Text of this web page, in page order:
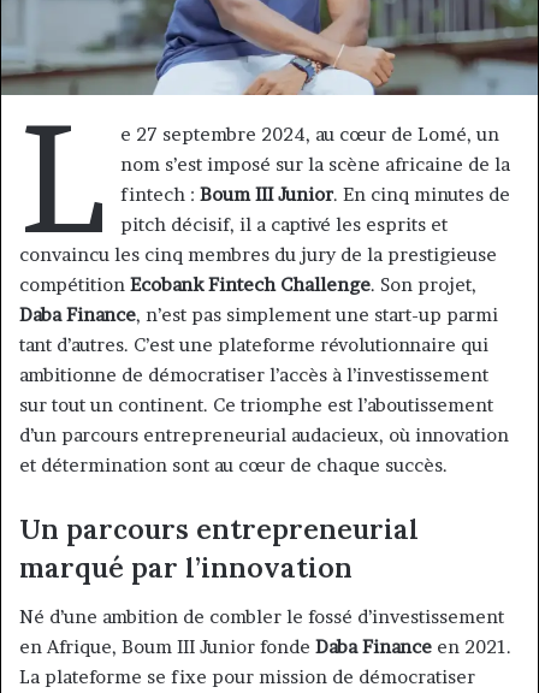
L
e 27 septembre 2024, au cœur de Lomé, un
nom s’est imposé sur la scène africaine de la
fintech : Boum III Junior. En cinq minutes de
pitch décisif, il a captivé les esprits et
convaincu les cinq membres du jury de la prestigieuse
compétition Ecobank Fintech Challenge. Son projet,
Daba Finance, n’est pas simplement une start-up parmi
tant d’autres. C’est une plateforme révolutionnaire qui
ambitionne de démocratiser l’accès à l’investissement
sur tout un continent. Ce triomphe est l’aboutissement
d’un parcours entrepreneurial audacieux, où innovation
et détermination sont au cœur de chaque succès.
Un parcours entrepreneurial
marqué par l’innovation
Né d’une ambition de combler le fossé d’investissement
en Afrique, Boum III Junior fonde Daba Finance en 2021.
La plateforme se fixe pour mission de démocratiser